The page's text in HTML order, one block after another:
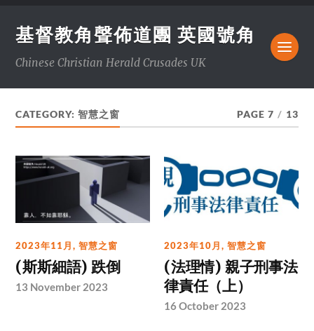
基督教角聲佈道團 英國號角
Chinese Christian Herald Crusades UK
CATEGORY:智慧之窗 PAGE 7 / 13
2023年11月,智慧之窗
(斯斯細語) 跌倒
13 November 2023
2023年10月,智慧之窗
(法理情) 親子刑事法
律責任（上）
16 October 2023